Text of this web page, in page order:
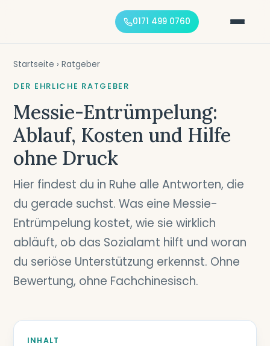
0171 499 0760
Startseite › Ratgeber
DER EHRLICHE RATGEBER
Messie-Entrümpelung:
Ablauf, Kosten und Hilfe
ohne Druck
Hier findest du in Ruhe alle Antworten, die
du gerade suchst. Was eine Messie-
Entrümpelung kostet, wie sie wirklich
abläuft, ob das Sozialamt hilft und woran
du seriöse Unterstützung erkennst. Ohne
Bewertung, ohne Fachchinesisch.
INHALT